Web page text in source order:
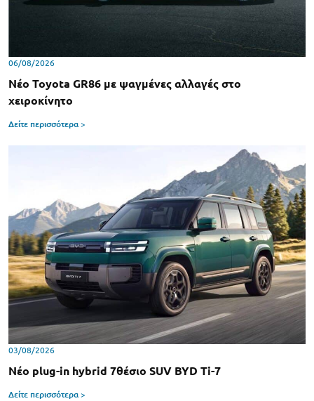
06/08/2026
Νέο Toyota GR86 με ψαγμένες αλλαγές στο
χειροκίνητο
Δείτε περισσότερα >
03/08/2026
Νέο plug-in hybrid 7θέσιο SUV BYD Ti-7
Δείτε περισσότερα >